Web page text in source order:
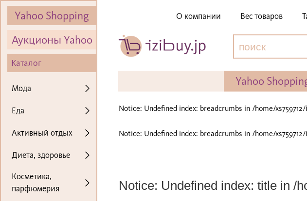
Yahoo Shopping
Аукционы Yahoo
Каталог
Мода
Еда
Активный отдых
Диета, здоровье
Косметика,
парфюмерия
О компании Вес товаров
Yahoo
Notice: Undefined index: breadcrumbs in /home/
Notice: Undefined index: breadcrumbs in /home/
Notice: Undefined index: title in /